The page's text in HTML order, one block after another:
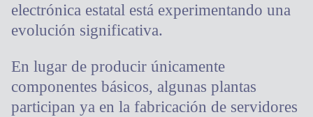
electrónica estatal está experimentando una
evolución significativa.
En lugar de producir únicamente
componentes básicos, algunas plantas
participan ya en la fabricación de servidores